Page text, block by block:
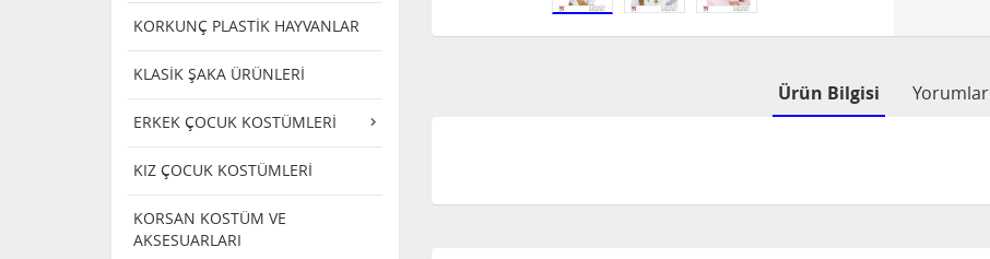
KORKUNÇ PLASTİK HAYVANLAR
KLASİK ŞAKA ÜRÜNLERİ
ERKEK ÇOCUK KOSTÜMLERİ
KIZ ÇOCUK KOSTÜMLERİ
KORSAN KOSTÜM VE
AKSESUARLARI
Ürün Bilgisi Yorumlar